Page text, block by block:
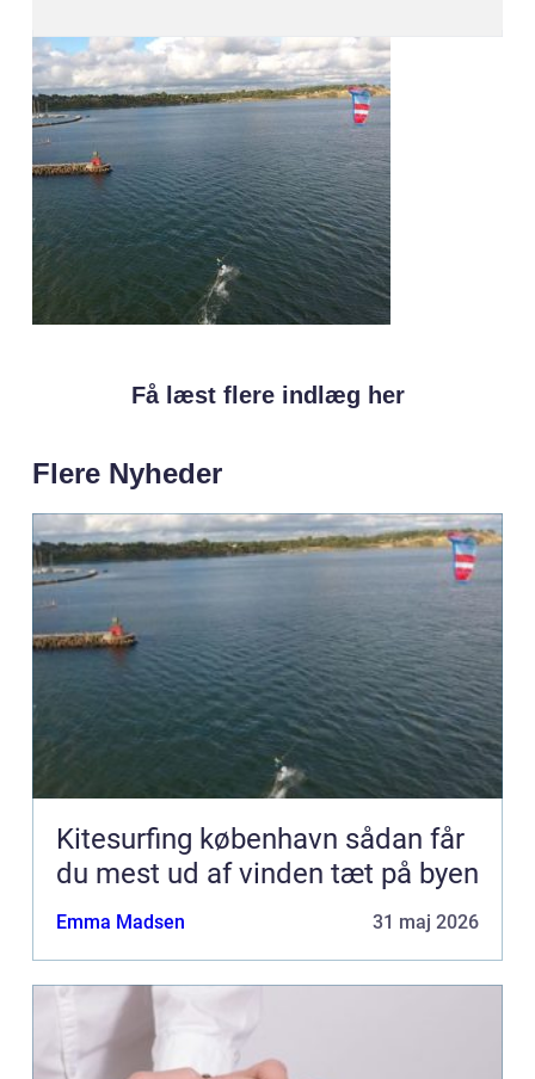
Få læst flere indlæg her
Flere Nyheder
Kitesurfing københavn sådan får
du mest ud af vinden tæt på byen
Emma Madsen 31 maj 2026